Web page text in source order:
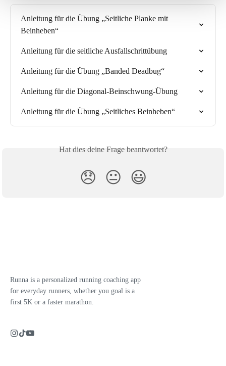
Anleitung für die Übung „Seitliche Planke mit
Beinheben“
Anleitung für die seitliche Ausfallschrittübung
Anleitung für die Übung „Banded Deadbug“
Anleitung für die Diagonal-Beinschwung-Übung
Anleitung für die Übung „Seitliches Beinheben“
Hat dies deine Frage beantwortet?
😞 😐 😃
Runna is a personalized running coaching app
for everyday runners, whether you goal is a
first 5K or a faster marathon.